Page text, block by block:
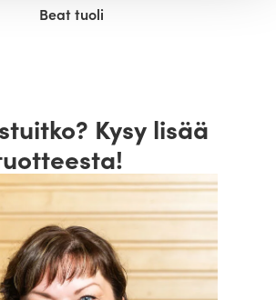
Beat tuoli
Kysy lisää